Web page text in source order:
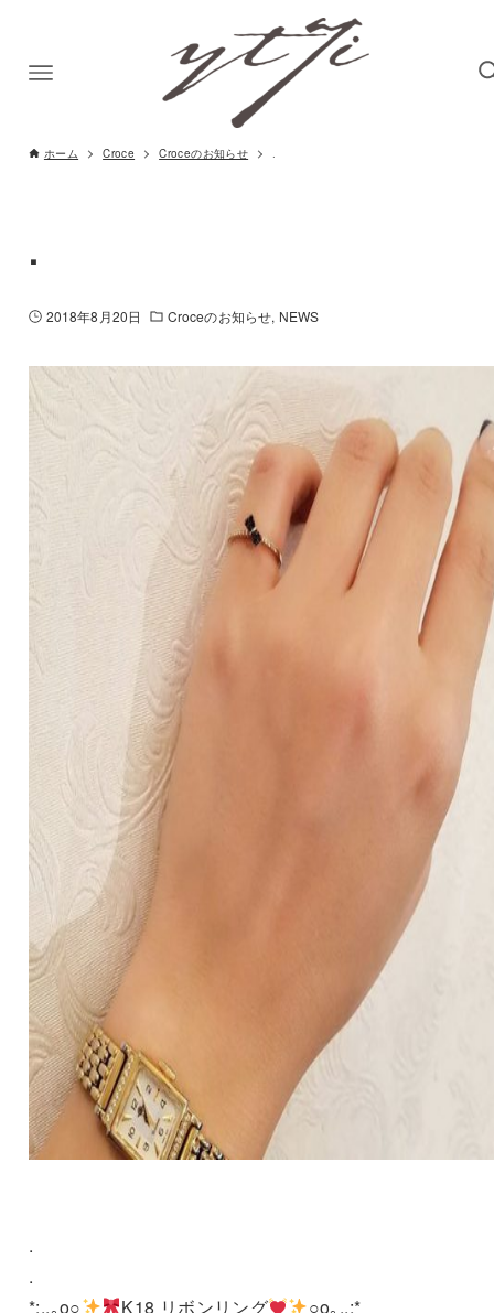
ホーム Croce Croceのお知らせ .
.
2018年8月20日 Croceのお知らせ NEWS
.
.
*:..｡o○
K18 リボンリング
○o｡..:*